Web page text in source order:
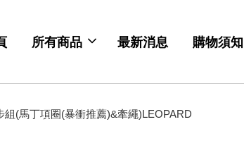
所有商品 最新消息 購物須知
(馬丁項圈(暴衝推薦)&牽繩)LEOPARD